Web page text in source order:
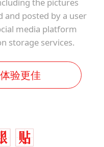
the pictures
and posted by a user
media platform
storage services.
验更佳